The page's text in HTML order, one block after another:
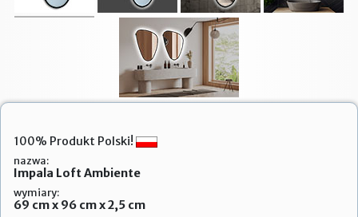
100% Produkt Polski!
nazwa:
Impala Loft Ambiente
wymiary:
69 cm x 96 cm x 2,5 cm